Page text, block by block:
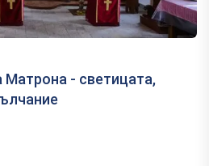
- светицата,